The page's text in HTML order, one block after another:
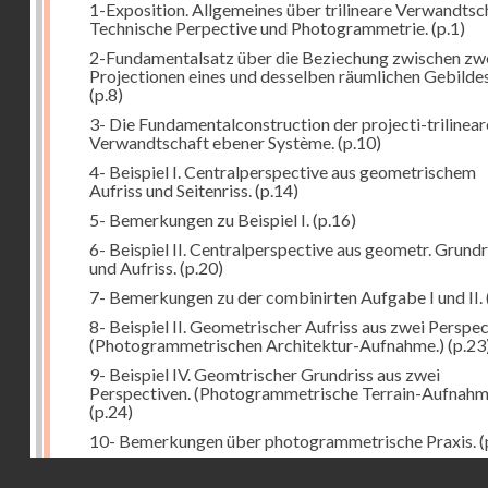
1-Exposition. Allgemeines über trilineare
Technische Perpective und Photogrammetrie. (p.1)
2-Fundamentalsatz über die Beziechung zwischen
Projectionen eines und desselben räumlichen
(p.8)
3- Die Fundamentalconstruction der projecti-
Verwandtschaft ebener Système. (p.10)
4- Beispiel I. Centralperspective aus geometrischem
Aufriss und Seitenriss. (p.14)
5- Bemerkungen zu Beispiel I. (p.16)
6- Beispiel II. Centralperspective aus geometr.
und Aufriss. (p.20)
7- Bemerkungen zu der combinirten Aufgabe I und II.
8- Beispiel II. Geometrischer Aufriss aus zwei
(Photogrammetrischen Architektur-Aufnahme.)
9- Beispiel IV. Geomtrischer Grundriss aus zwei
Perspectiven. (Photogrammetrische Terrain-
(p.24)
10- Bemerkungen über photogrammetrische Praxis.